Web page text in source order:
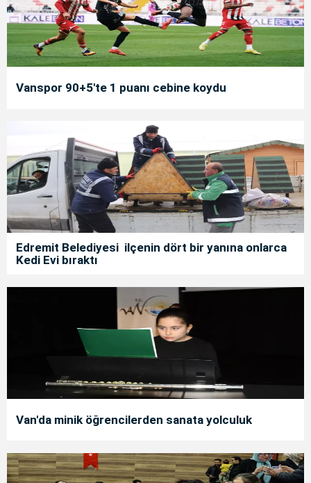
Vanspor 90+5'te 1 puanı cebine koydu
Edremit Belediyesi ilçenin dört bir yanına onlarca
Kedi Evi bıraktı
Van'da minik öğrencilerden sanata yolculuk